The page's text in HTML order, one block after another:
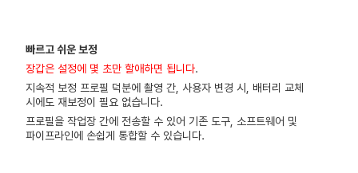
빠르고 쉬운 보정
장갑은 설정에 몇 초만 할애하면 됩니다.
지속적 보정 프로필 덕분에 촬영 간, 사용자 변경 시, 배터리 교체
시에도 재보정이 필요 없습니다.
프로필을 작업장 간에 전송할 수 있어 기존 도구, 소프트웨어 및
파이프라인에 손쉽게 통합할 수 있습니다.